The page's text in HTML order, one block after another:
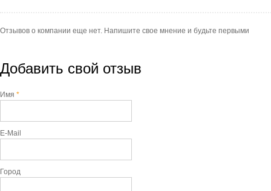
Отзывов о компании еще нет. Напишите свое мнение и будьте первыми
Добавить свой отзыв
Имя *
E-Mail
Город